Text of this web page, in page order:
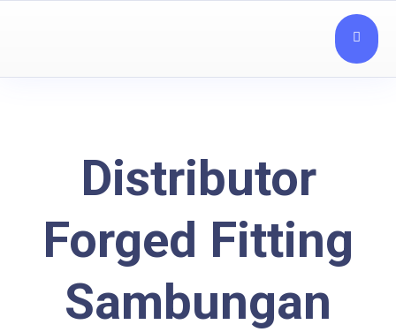
Distributor
Forged Fitting
Sambungan